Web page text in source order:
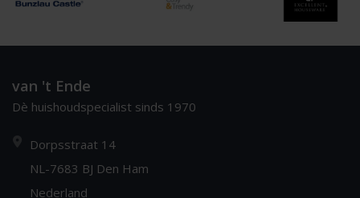
van 't Ende
Dè huishoudspecialist sinds 1970
Dorpsstraat 14
NL-7683 BJ Den Ham
Nederland